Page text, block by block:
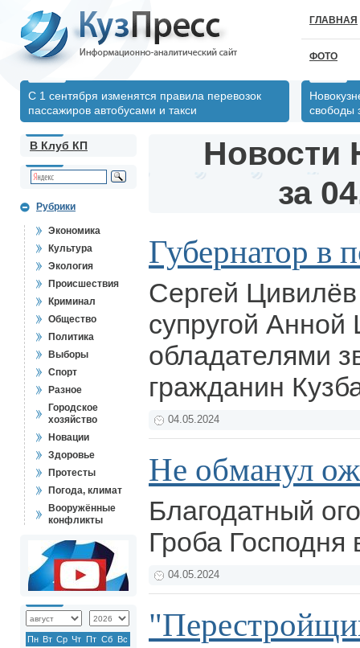
ГЛАВНАЯ
ФОТО
С 1 сентября изменятся правила перевозок
пассажиров автобусами и такси
свободы
В Клуб КП
Рубрики
Экономика
Культура
Экология
Происшествия
Криминал
Общество
Политика
Выборы
Спорт
Разное
Городское
хозяйство
Новации
Здоровье
Протесты
Погода, климат
Вооружённые
конфликты
Пн Вт Ср Чт Пт Сб Вс
Новости
за
Губернатор в
Сергей
супругой
обладателями
гражданин
04.05.2024
Не обманул
Благодатный
Гроба
04.05.2024